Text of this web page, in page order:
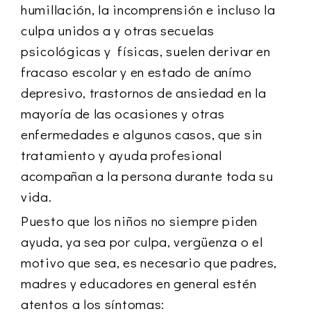
humillación, la incomprensión e incluso la
culpa unidos a y otras secuelas
psicológicas y físicas, suelen derivar en
fracaso escolar y en estado de anímo
depresivo, trastornos de ansiedad en la
mayoría de las ocasiones y otras
enfermedades e algunos casos, que sin
tratamiento y ayuda profesional
acompañan a la persona durante toda su
vida.
Puesto que los niños no siempre piden
ayuda, ya sea por culpa, vergüenza o el
motivo que sea, es necesario que padres,
madres y educadores en general estén
atentos a los síntomas: